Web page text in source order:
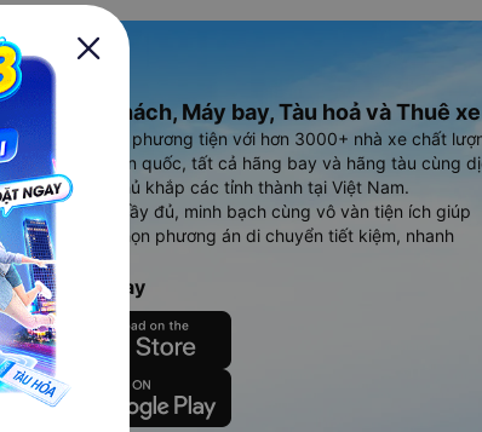
vé Xe khách, Máy bay, Tàu hoả và Thuê xe
dụng đặt vé đa phương tiện với hơn 3000+ nhà xe chất
đường toàn quốc, tất cả hãng bay và hãng tàu cùng
xe du lịch phủ khắp các tỉnh thành tại Việt Nam.
thị thông tin đầy đủ, minh bạch cùng vô vàn tiện ích giúp
sánh và lựa chọn phương án di chuyển tiết kiệm, nhanh
nhất.
Vexere ngay